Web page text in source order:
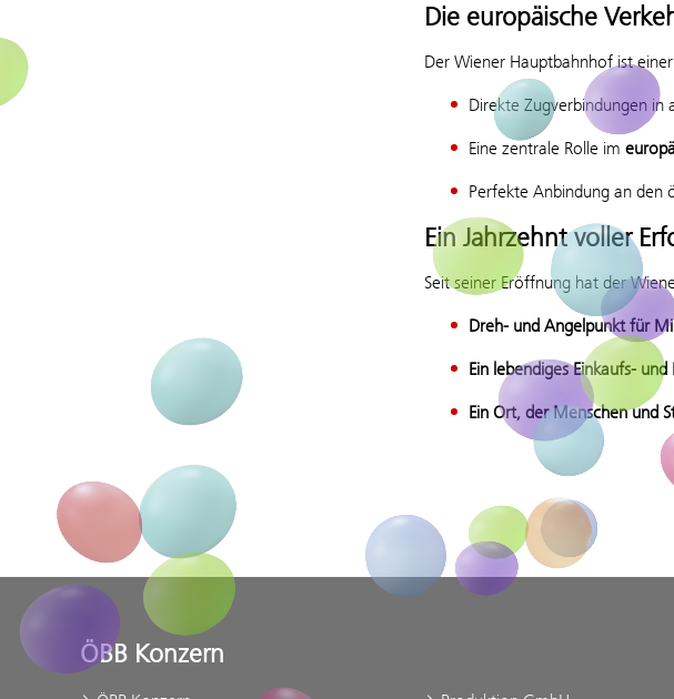
Die europäische
Der Wiener Hauptbahnhof ist
Direkte Zugverbindungen in
Eine zentrale Rolle im
Perfekte Anbindung an den
Ein Jahrzehnt voller
Seit seiner Eröffnung hat der
Dreh- und Angelpunkt für
Ein lebendiges Einkaufs-
Ein Ort, der Menschen und
ÖBB Konzern